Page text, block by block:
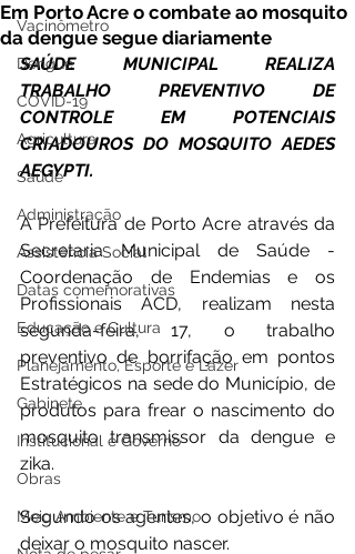
Vacinômetro
Dengue
COVID-19
Agricultura
Saúde
Administração
Assistência Social
Datas comemorativas
Educação e Cultura
Planejamento, Esporte e Lazer
Gabinete
Institucional e Governo
Obras
Meio Ambiente e Turismo
Em Porto Acre o combate ao mosquito
da dengue segue diariamente
SAÚDE MUNICIPAL REALIZA
TRABALHO PREVENTIVO DE
CONTROLE EM POTENCIAIS
CRIADOUROS DO MOSQUITO AEDES
AEGYPTI.
A Prefeitura de Porto Acre através da
Secretaria Municipal de Saúde -
Coordenação de Endemias e os
Profissionais ACD, realizam nesta
segunda-feira, 17, o trabalho
preventivo de borrifação em pontos
Estratégicos na sede do Município, de
produtos para frear o nascimento do
mosquito transmissor da dengue e
zika.
Segundo os agentes, o objetivo é não
deixar o mosquito nascer.